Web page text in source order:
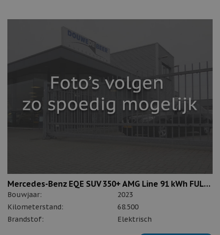
Mercedes-Benz EQE SUV 350+ AMG Line 91 kWh FULL OPTION
Bouwjaar:
2023
Kilometerstand:
68.500
Brandstof:
Elektrisch